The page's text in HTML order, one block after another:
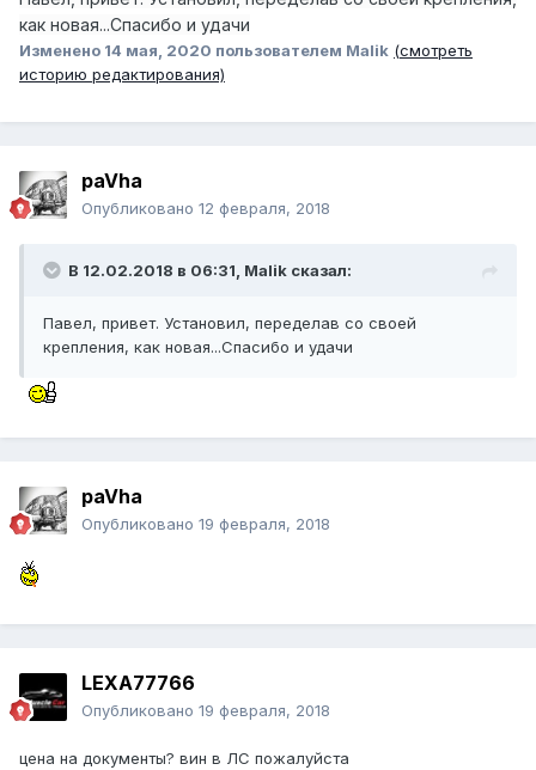
как новая...Спасибо и удачи
Изменено 14 мая, 2020 пользователем Malik (смотреть
историю редактирования)
paVha
Опубликовано 12 февраля, 2018
В 12.02.2018 в 06:31, Malik сказал:
Павел, привет. Установил, переделав со своей
крепления, как новая...Спасибо и удачи
paVha
Опубликовано 19 февраля, 2018
LEXA77766
Опубликовано 19 февраля, 2018
цена на документы? вин в ЛС пожалуйста